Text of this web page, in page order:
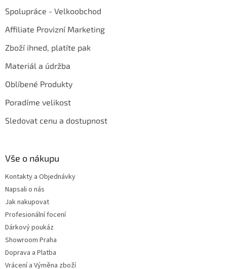
Spolupráce - Velkoobchod
Affiliate Provizní Marketing
Zboží ihned, platíte pak
Materiál a údržba
Oblíbené Produkty
Poradíme velikost
Sledovat cenu a dostupnost
Vše o nákupu
Kontakty a Objednávky
Napsali o nás
Jak nakupovat
Profesionální focení
Dárkový poukáz
Showroom Praha
Doprava a Platba
Vrácení a Výměna zboží